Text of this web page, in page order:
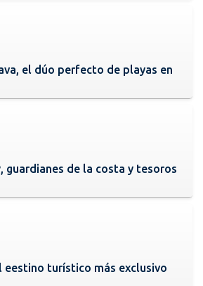
el dúo perfecto de playas en
guardianes de la costa y tesoros
eestino turístico más exclusivo